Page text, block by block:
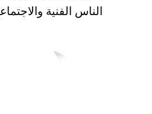
الناس الفنية